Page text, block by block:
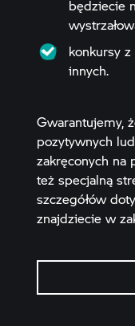
będziecie
konkursy
innych.
Gwarantujemy,
pozytywnych
zakręconych na
też specjalną
szczegółów
znajdziecie w